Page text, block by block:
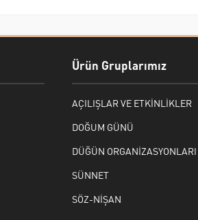
Ürün Gruplarımız
AÇILIŞLAR VE ETKİNLİKLER
DOĞUM GÜNÜ
DÜĞÜN ORGANİZASYONLARI
SÜNNET
SÖZ-NİŞAN